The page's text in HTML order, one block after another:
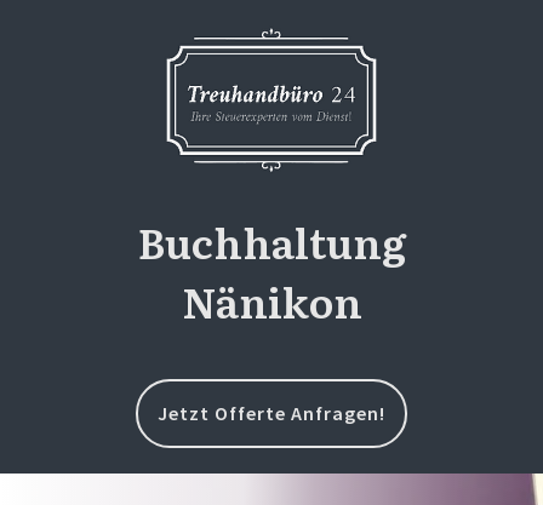
Buchhaltung
Nänikon
Jetzt Offerte Anfragen!